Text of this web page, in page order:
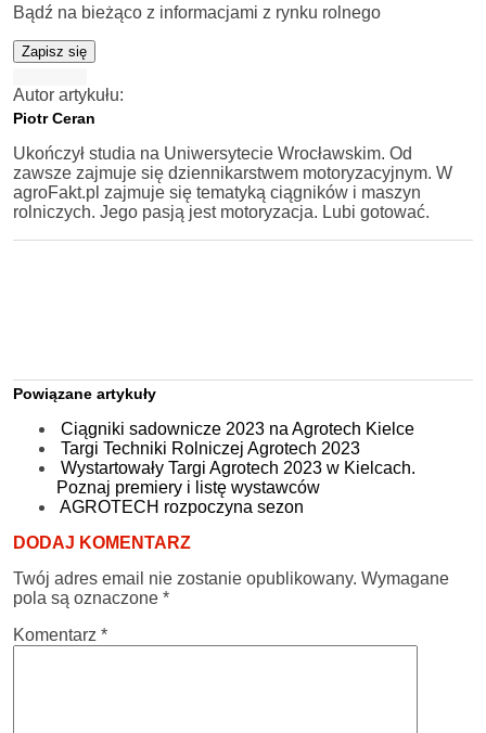
Bądź na bieżąco z informacjami z rynku rolnego
Zapisz się
Autor artykułu:
Piotr Ceran
Ukończył studia na Uniwersytecie Wrocławskim. Od
zawsze zajmuje się dziennikarstwem motoryzacyjnym. W
agroFakt.pl zajmuje się tematyką ciągników i maszyn
rolniczych. Jego pasją jest motoryzacja. Lubi gotować.
Powiązane artykuły
Ciągniki sadownicze 2023 na Agrotech Kielce
Targi Techniki Rolniczej Agrotech 2023
Wystartowały Targi Agrotech 2023 w Kielcach.
Poznaj premiery i listę wystawców
AGROTECH rozpoczyna sezon
DODAJ KOMENTARZ
Twój adres email nie zostanie opublikowany. Wymagane
pola są oznaczone *
Komentarz *